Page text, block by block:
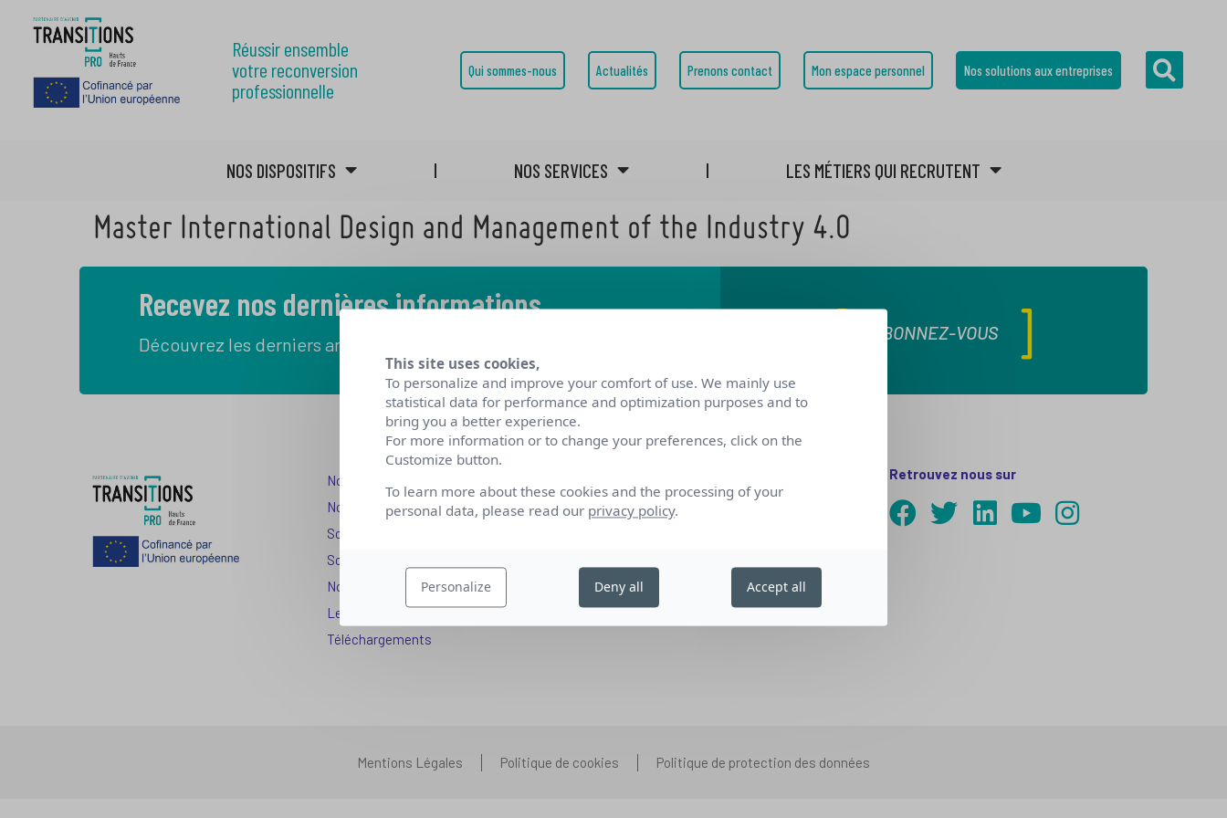
Réussir ensemble
votre reconversion
professionnelle
Qui sommes-nous Actualités Prenons contact Mon espace personnel Nos solutions aux entreprises
NOS DISPOSITIFS NOS SERVICES LES MÉTIERS QUI RECRUTENT
Master International Design and Management of the Industry 4.0
Recevez nos dernières informations
Découvrez les derniers articles de notre blog
ABONNEZ-VOUS
Nos dispositifs pour se reconvertir
Nos solutions aux entreprises
Solution Compétences IA
Solution Seniors+
Nos services aux organismes de formation
Les questions que vous vous posez
Téléchargements
Nos partenariats
Nous rejoindre
Retrouvez nous sur
Mentions Légales Politique de cookies Politique de protection des données
This site uses cookies,
To personalize and improve your comfort of use. We mainly use
statistical data for performance and optimization purposes and to
bring you a better experience.
For more information or to change your preferences, click on the
Customize button.
To learn more about these cookies and the processing of your
personal data, please read our privacy policy.
Personalize Deny all Accept all